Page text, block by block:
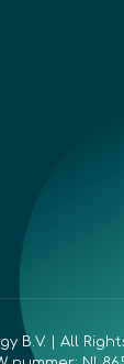
B.V. | All